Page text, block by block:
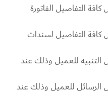
التفاصيل الفاتورة
كافة التفاصيل لسندات
للعميل وذلك عند
الرسائل للعميل وذلك عند